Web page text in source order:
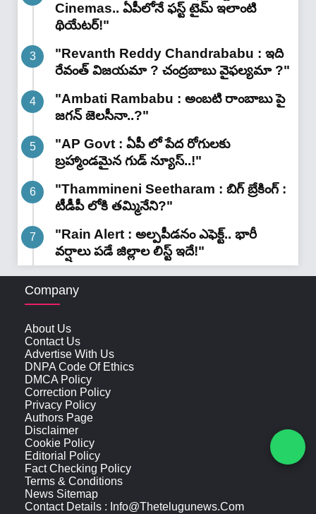
Cinemas.. ఏపీలోనే ఫస్ట్ టైమ్ ఇలాంటి
థియేటర్!"
"Revanth Reddy Chandrababu : ఇది
రేవంత్ విజయమా ? చంద్రబాబు వైఫల్యమా ?"
"Ambati Rambabu : అంబటి రాంబాబు పై
జగన్ జెలసీనా..?"
"AP Govt : ఏపీ లో పేద రోగులకు
బ్రహ్మాండమైన గుడ్ న్యూస్..!"
"Thammineni Seetharam : బిగ్ బ్రేకింగ్ :
టీడీపీ లోకి తమ్మినేని?"
"Rain Alert : అల్పపీడనం ఎఫెక్ట్.. భారీ
వర్షాలు పడే జిల్లాల లిస్ట్ ఇదే!"
Company
About Us
Contact Us
Advertise With Us
DNPA Code Of Ethics
DMCA Policy
Correction Policy
Privacy Policy
Authors Page
Disclaimer
Cookie Policy
Editorial Policy
Fact Checking Policy
Terms & Conditions
News Sitemap
Contact Details : Info@thetelugunews.com